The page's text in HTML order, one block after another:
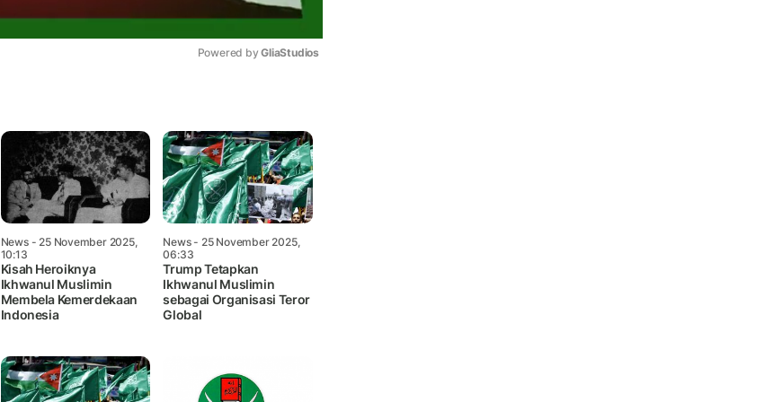
Powered by GliaStudios
News- 25 November 2025,
10:13
Kisah Heroiknya
Ikhwanul Muslimin
Membela Kemerdekaan
Indonesia
News- 25 November 2025,
06:33
Trump Tetapkan
Ikhwanul Muslimin
sebagai Organisasi Teror
Global